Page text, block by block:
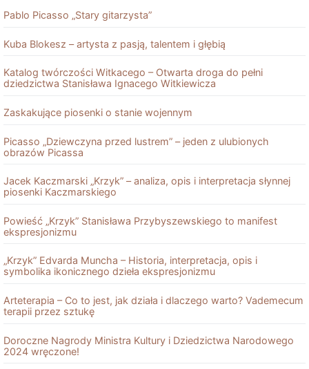
Pablo Picasso „Stary gitarzysta”
Kuba Blokesz – artysta z pasją, talentem i głębią
Katalog twórczości Witkacego – Otwarta droga do pełni
dziedzictwa Stanisława Ignacego Witkiewicza
Zaskakujące piosenki o stanie wojennym
Picasso „Dziewczyna przed lustrem” – jeden z ulubionych
obrazów Picassa
Jacek Kaczmarski „Krzyk” – analiza, opis i interpretacja słynnej
piosenki Kaczmarskiego
Powieść „Krzyk” Stanisława Przybyszewskiego to manifest
ekspresjonizmu
„Krzyk” Edvarda Muncha – Historia, interpretacja, opis i
symbolika ikonicznego dzieła ekspresjonizmu
Arteterapia – Co to jest, jak działa i dlaczego warto? Vademecum
terapii przez sztukę
Doroczne Nagrody Ministra Kultury i Dziedzictwa Narodowego
2024 wręczone!